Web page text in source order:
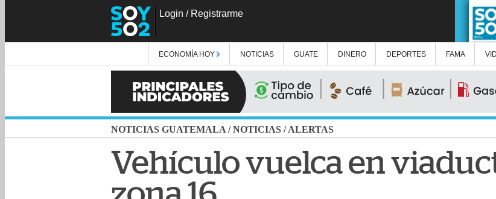
Login / Registrarme
ECONOMÍA HOY NOTICIAS GUATE DINERO DEPORTES FAMA
NOTICIAS GUATEMALA /NOTICIAS /ALERTAS
Vehículo vuelca en